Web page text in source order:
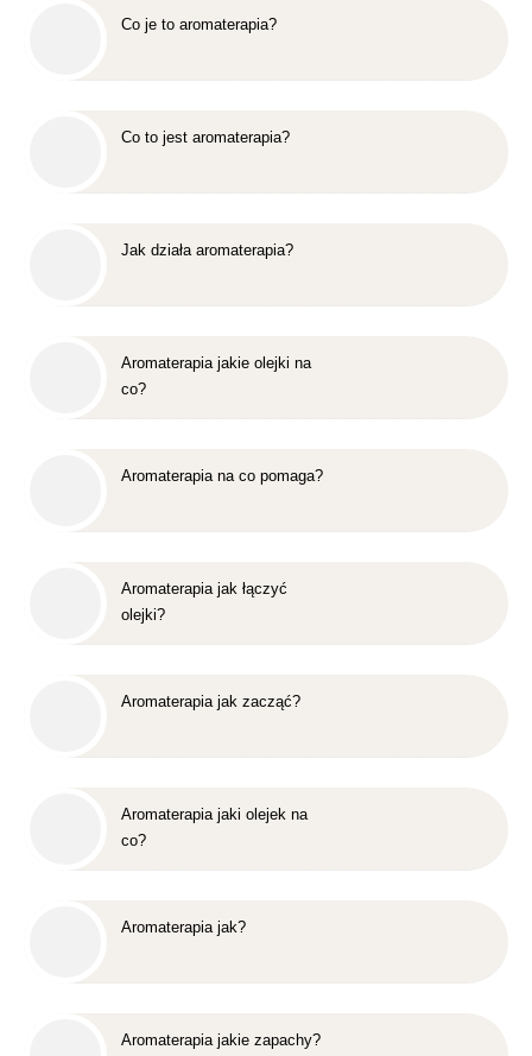
Co je to aromaterapia?
Co to jest aromaterapia?
Jak działa aromaterapia?
Aromaterapia jakie olejki na
co?
Aromaterapia na co pomaga?
Aromaterapia jak łączyć
olejki?
Aromaterapia jak zacząć?
Aromaterapia jaki olejek na
co?
Aromaterapia jak?
Aromaterapia jakie zapachy?